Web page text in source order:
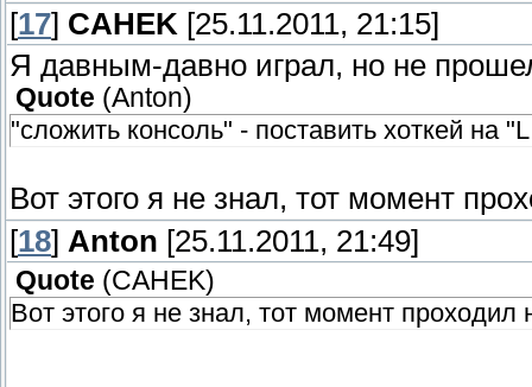
[17] CAHEK [25.11.2011, 21:15]
Я давным-давно играл, но не
Quote (Anton)
"сложить консоль" - поставить хоткей на
Вот этого я не знал, тот момент
[18] Anton [25.11.2011, 21:49]
Quote (CAHEK)
Вот этого я не знал, тот момент проходил